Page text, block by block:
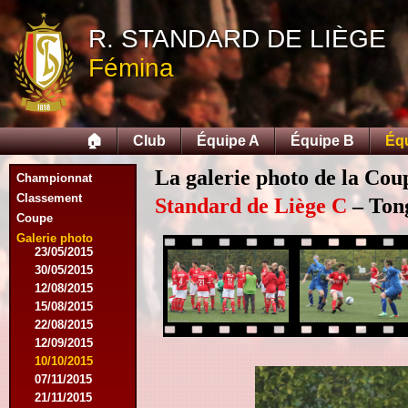
R. STANDARD DE LIÈGE
Fémina
🏠 Club Équipe A Équipe B
Championnat
Classement
Coupe
Galerie photo
03/08/2014
16/08/2014
17/08/2014
06/09/2014
27/09/2014
11/10/2014
08/11/2014
15/11/2014
06/12/2014
13/12/2014
14/02/2015
21/02/2015
05/04/2015
23/05/2015
30/05/2015
12/08/2015
15/08/2015
22/08/2015
12/09/2015
10/10/2015
07/11/2015
21/11/2015
La galerie photo de la
Standard de Liège C–